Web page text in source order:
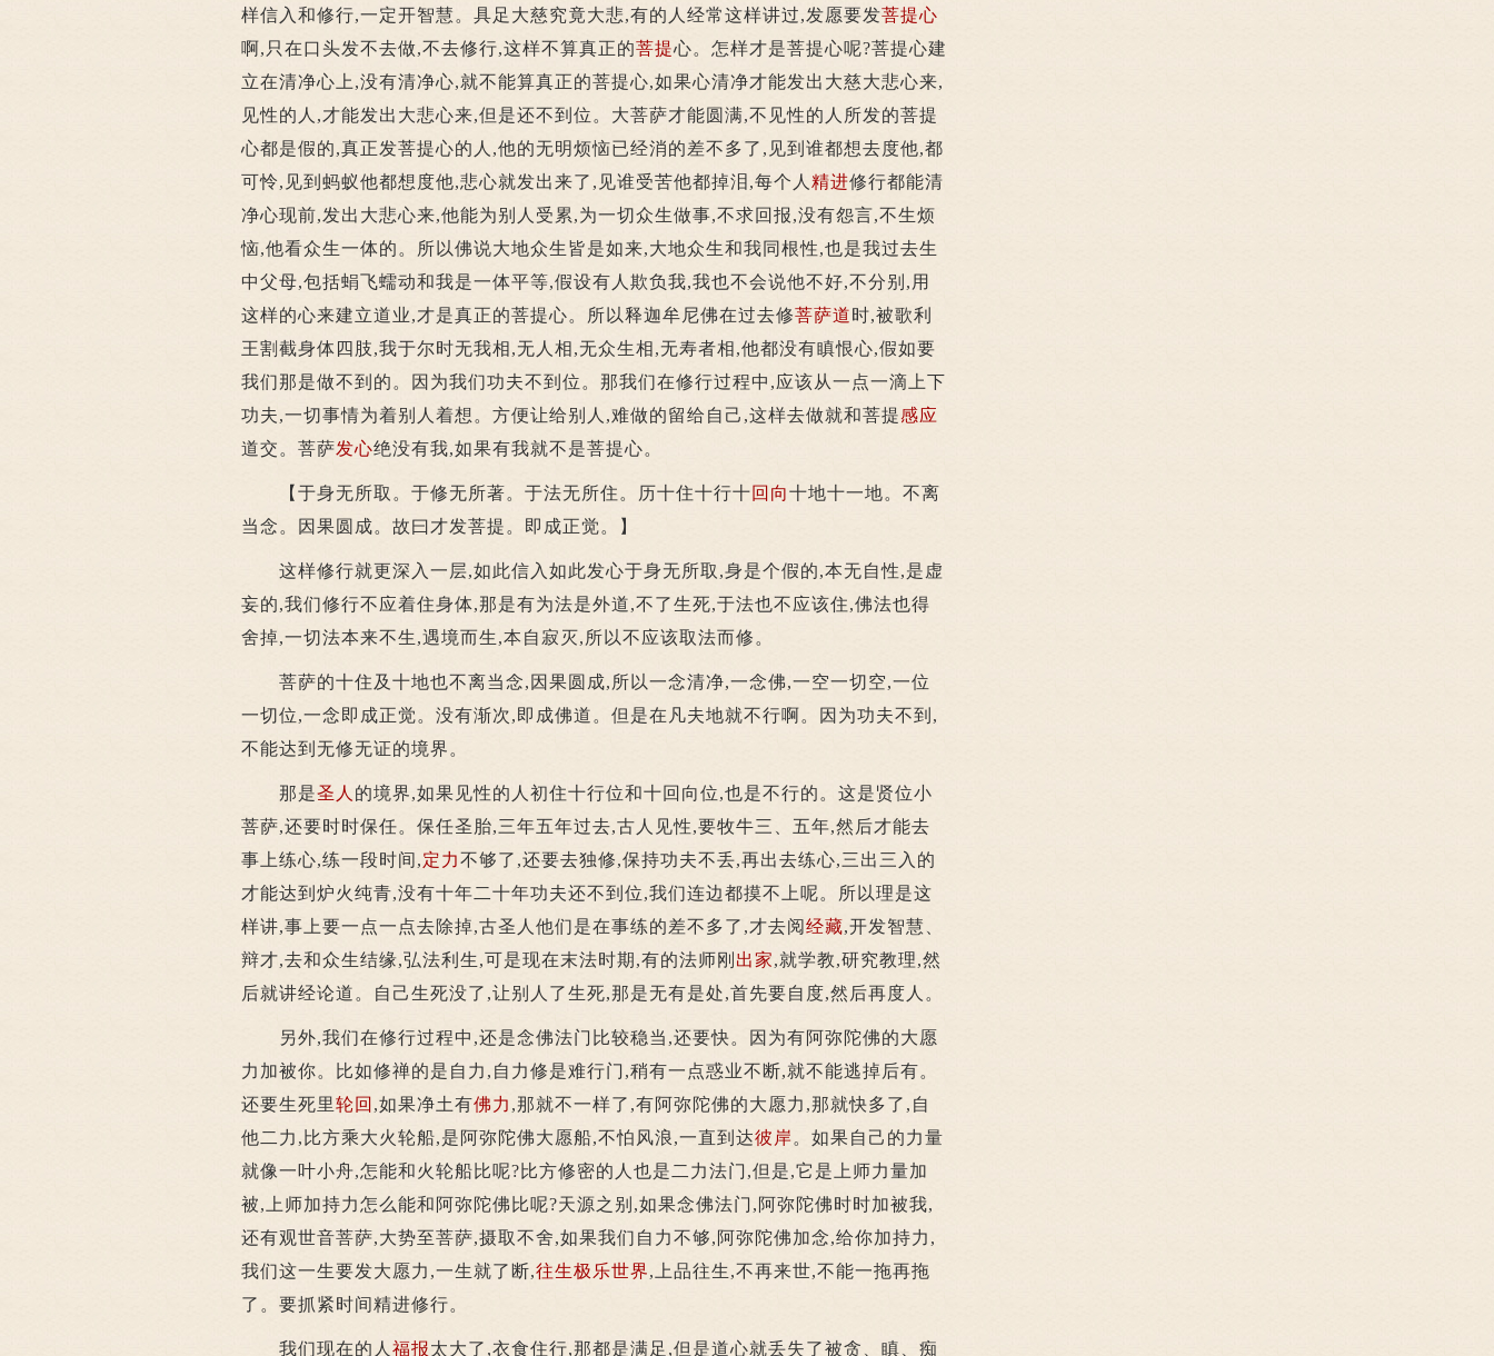
样信入和修行,一定开智慧。具足大慈究竟大悲,有的人经常这样讲过,发愿要发菩提心
啊,只在口头发不去做,不去修行,这样不算真正的菩提心。怎样才是菩提心呢?菩提心建
立在清净心上,没有清净心,就不能算真正的菩提心,如果心清净才能发出大慈大悲心来,
见性的人,才能发出大悲心来,但是还不到位。大菩萨才能圆满,不见性的人所发的菩提
心都是假的,真正发菩提心的人,他的无明烦恼已经消的差不多了,见到谁都想去度他,都
可怜,见到蚂蚁他都想度他,悲心就发出来了,见谁受苦他都掉泪,每个人 精进修行都能清
净心现前,发出大悲心来,他能为别人受累,为一切众生做事,不求回报,没有怨言,不生烦
恼,他看众生一体的。所以佛说大地众生皆是如来,大地众生和我同根性,也是我过去生
中父母,包括蜎飞蠕动和我是一体平等,假设有人欺负我,我也不会说他不好,不分别,用
这样的心来建立道业,才是真正的菩提心。所以释迦牟尼佛在过去修菩萨道时,被歌利
王割截身体四肢,我于尔时无我相,无人相,无众生相,无寿者相,他都没有瞋恨心,假如要
我们那是做不到的。因为我们功夫不到位。那我们在修行过程中,应该从一点一滴上下
功夫,一切事情为着别人着想。方便让给别人,难做的留给自己,这样去做就和菩提感应
道交。菩萨发心绝没有我,如果有我就不是菩提心。
【于身无所取。于修无所著。于法无所住。历十住十行十回向十地十一地。不离
当念。因果圆成。故曰才发菩提。即成正觉。】
这样修行就更深入一层,如此信入如此发心于身无所取,身是个假的,本无自性,是虚
妄的,我们修行不应着住身体,那是有为法是外道,不了生死,于法也不应该住,佛法也得
舍掉,一切法本来不生,遇境而生,本自寂灭,所以不应该取法而修。
菩萨的十住及十地也不离当念,因果圆成,所以一念清净,一念佛,一空一切空,一位
一切位,一念即成正觉。没有渐次,即成佛道。但是在凡夫地就不行啊。因为功夫不到,
不能达到无修无证的境界。
那是圣人 的境界,如果见性的人初住十行位和十回向位,也是不行的。这是贤位小
菩萨,还要时时保任。保任圣胎,三年五年过去,古人见性,要牧牛三、五年,然后才能去
事上练心,练一段时间,定力不够了,还要去独修,保持功夫不丢,再出去练心,三出三入的
才能达到炉火纯青,没有十年二十年功夫还不到位,我们连边都摸不上呢。所以理是这
样讲,事上要一点一点去除掉,古圣人他们是在事练的差不多了,才去阅经藏,开发智慧、
辩才,去和众生结缘,弘法利生,可是现在末法时期,有的法师刚 出家,就学教,研究教理,然
后就讲经论道。自己生死没了,让别人了生死,那是无有是处,首先要自度,然后再度人。
另外,我们在修行过程中,还是念佛法门比较稳当,还要快。因为有阿弥陀佛的大愿
力加被你。比如修禅的是自力,自力修是难行门,稍有一点惑业不断,就不能逃掉后有。
还要生死里轮回 ,如果净土有佛力 ,那就不一样了,有阿弥陀佛的大愿力,那就快多了,自
他二力,比方乘大火轮船,是阿弥陀佛大愿船,不怕风浪,一直到达彼岸 。如果自己的力量
就像一叶小舟,怎能和火轮船比呢?比方修密的人也是二力法门,但是,它是上师力量加
被,上师加持力怎么能和阿弥陀佛比呢?天源之别,如果念佛法门,阿弥陀佛时时加被我,
还有观世音菩萨,大势至菩萨,摄取不舍,如果我们自力不够,阿弥陀佛加念,给你加持力,
我们这一生要发大愿力,一生就了断,往生极乐世界,上品往生,不再来世,不能一拖再拖
了。要抓紧时间精进修行。
我们现在的人 福报太大了,衣食住行,那都是满足,但是道心就丢失了被贪、瞋、痴